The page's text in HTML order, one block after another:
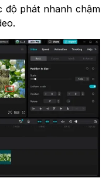
độ phát nhanh chậm